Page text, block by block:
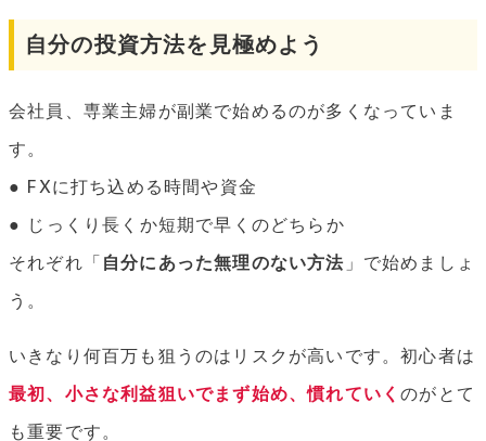
自分の投資方法を見極めよう
会社員、専業主婦が副業で始めるのが多くなっていま
す。
● FXに打ち込める時間や資金
● じっくり長くか短期で早くのどちらか
それぞれ「 自分にあった無理のない方法 」で始めましょ
う。
いきなり何百万も狙うのはリスクが高いです。初心者は
最初、小さな利益狙いでまず始め、慣れていくのがとて
も重要です。